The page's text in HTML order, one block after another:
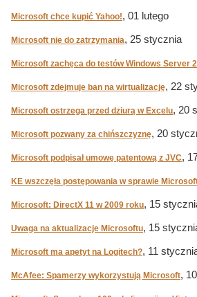
Microsoft chce kupić Yahoo!, 01 lutego
Microsoft nie do zatrzymania, 25 stycznia
Microsoft zachęca do testów Windows Server
Microsoft zdejmuje ban na wirtualizację, 22
Microsoft ostrzega przed dziurą w Excelu, 20
Microsoft pozwany za chińszczyznę, 20
Microsoft podpisał umowę patentową z JVC,
KE wszczęła postępowania w sprawie
Microsoft: DirectX 11 w 2009 roku, 15
Uwaga na aktualizacje Microsoftu, 15
Microsoft ma apetyt na Logitech?, 11
McAfee: Spamerzy wykorzystują Microsoft,